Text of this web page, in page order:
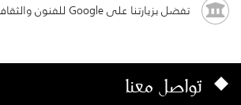
تفضل بزيارتنا على Google للفنون والثقافة
تواصل معنا